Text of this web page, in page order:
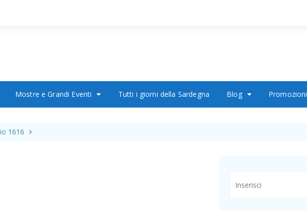
Mostre e Grandi Eventi Tutti i giorni della Sardegna Blog Promozioni
1616